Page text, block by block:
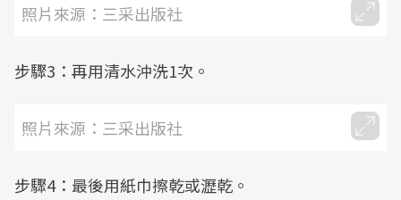
照片來源：三采出版社
步驟3：再用清水沖洗1次。
照片來源：三采出版社
步驟4：最後用紙巾擦乾或瀝乾。